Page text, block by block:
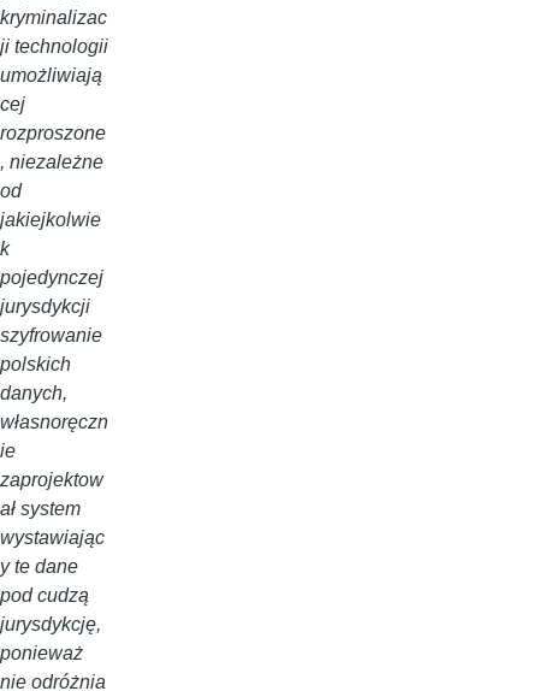
kryminalizac
ji technologii
umożliwiają
cej
rozproszone
, niezależne
od
jakiejkolwie
k
pojedynczej
jurysdykcji
szyfrowanie
polskich
danych,
własnoręczn
ie
zaprojektow
ał system
wystawiając
y te dane
pod cudzą
jurysdykcję,
ponieważ
nie odróżnia